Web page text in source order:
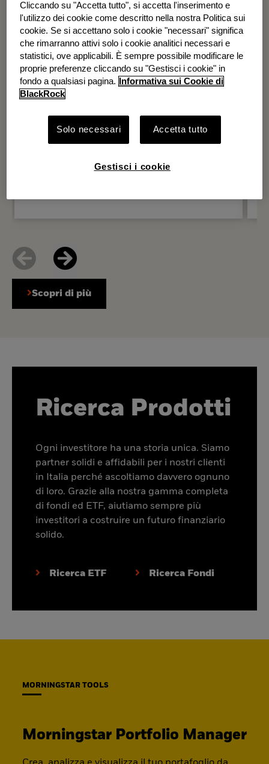
Scopri di più
Ricerca Prodotti
Ogni investitore ha una storia unica. Siamo
partner solidi e affidabili per i nostri clienti
in Italia perché ascoltiamo davvero ognuno
di loro. Grazie alla nostra gamma completa
di fondi ed ETF, aiutiamo sempre più
investitori a costruire un futuro finanziario
solido.
Ricerca ETF Ricerca Fondi
MORNINGSTAR TOOLS
Morningstar Portfolio Manager
Cliccando su "Accetta tutto", si accetta l'inserimento e
l'utilizzo dei cookie come descritto nella nostra Politica sui
cookie. Se si accettano solo i cookie "necessari" significa
che rimarranno attivi solo i cookie analitici necessari e
statistici, ove applicabili. È sempre possibile modificare le
proprie preferenze cliccando su "Gestisci i cookie" in
fondo a qualsiasi pagina.
Informativa sui Cookie di
BlackRock
Solo necessari Accetta tutto
Gestisci i cookie